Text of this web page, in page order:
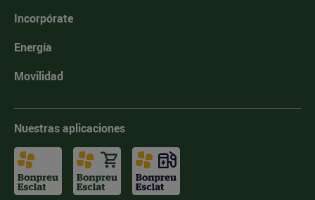
Incorpórate
Energía
Movilidad
Nuestras aplicaciones